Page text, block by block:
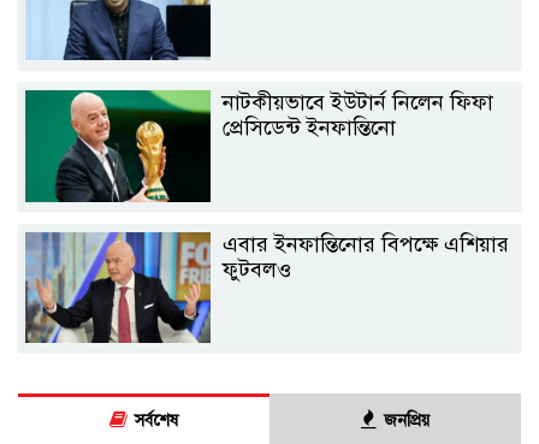
নাটকীয়ভাবে ইউটার্ন নিলেন ফিফা
প্রেসিডেন্ট ইনফান্তিনো
এবার ইনফান্তিনোর বিপক্ষে এশিয়ার
ফুটবলও
সর্বশেষ জনপ্রিয়